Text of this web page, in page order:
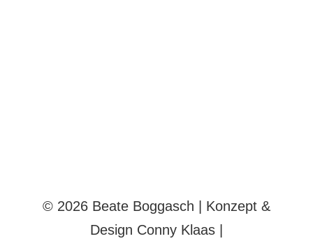
© 2026 Beate Boggasch | Konzept &
Design Conny Klaas |